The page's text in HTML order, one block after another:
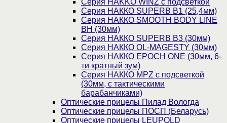
Серия НAKKO WINZ с подсветкой
Серия НАККО SUPERB B1 (25,4мм)
Серия НАККО SMOOTH BODY LINE
BH (30мм)
Серия НАККО SUPERB B3 (30мм)
Серия НАККО OL-MAGESTY (30мм)
Серия НАККО EPOCH ONE (30мм, 6-
ти кратный зум)
Серия НАККО MPZ с подсветкой
(30мм, c тактическими
барабанчиками)
Оптические прицелы Пилад Вологда
Оптические прицелы ПОСП (Беларусь)
Оптические прицелы LEUPOLD